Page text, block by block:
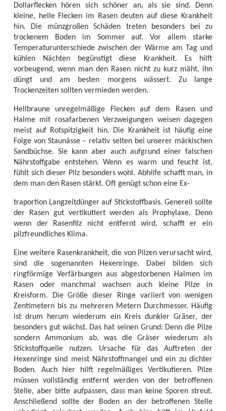
Dollarflecken hören sich schöner an, als sie sind. Denn
kleine, helle Flecken im Rasen deuten auf diese Krankheit
hin. Die münzgroßen Schäden treten besonders bei zu
trockenem Boden im Sommer auf. Vor allem starke
Temperaturunterschiede zwischen der Wärme am Tag und
kühlen Nächten begünstigt diese Krankheit. Es hilft
vorbeugend, wenn man den Rasen nicht zu kurz mäht, ihn
düngt und am besten morgens wässert. Zu lange
Trockenzeiten sollten vermieden werden.
Hellbraune unregelmäßige Flecken auf dem Rasen und
Halme mit rosafarbenen Verzweigungen weisen dagegen
meist auf Rotspitzigkeit hin. Die Krankheit ist häufig eine
Folge von Staunässe – relativ selten bei unserer märkischen
Sandbüchse. Sie kann aber auch aufgrund einer falschen
Nährstoffgabe entstehen. Wenn es warm und feucht ist,
fühlt sich dieser Pilz besonders wohl. Abhilfe schafft man, in
dem man den Rasen stärkt. Oft genügt schon eine Ex-
traportion Langzeitdünger auf Stickstoffbasis. Generell sollte
der Rasen gut vertikutiert werden als Prophylaxe. Denn
wenn der Rasenfilz nicht entfernt wird, schafft er ein
pilzfreundliches Klima.
Eine weitere Rasenkrankheit, die von Pilzen verursacht wird,
sind die sogenannten Hexenringe. Dabei bilden sich
ringförmige Verfärbungen aus abgestorbenen Halmen im
Rasen oder manchmal wachsen auch kleine Pilze in
Kreisform. Die Größe dieser Ringe variiert von wenigen
Zentimetern bis zu mehreren Metern Durchmesser. Häufig
ist drum herum wiederum ein Kreis dunkler Gräser, der
besonders gut wächst. Das hat seinen Grund: Denn die Pilze
sondern Ammonium ab, was die Gräser wiederum als
Stickstoffquelle nutzen. Ursache für das Auftreten der
Hexenringe sind meist Nährstoffmangel und ein zu dichter
Boden. Auch hier hilft regelmäßiges Vertikutieren. Pilze
müssen vollständig entfernt werden von der betroffenen
Stelle, aber bitte aufpassen, dass man keine Sporen streut.
Anschließend sollte der Boden an der betroffenen Stelle